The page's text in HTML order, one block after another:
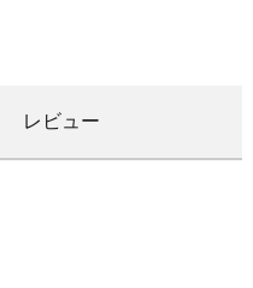
レビュー